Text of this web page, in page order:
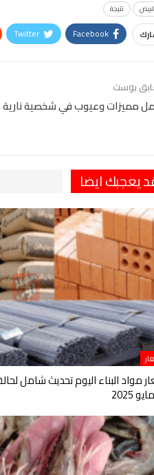
نتيجة
Facebook
Twitter
بوست
مميزات وعيوب في شخصية نارية
يعجبك ايضا
مواد البناء اليوم تحديث شامل